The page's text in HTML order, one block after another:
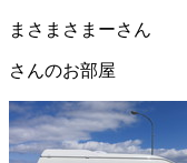
まさまさまーさん
さんのお部屋